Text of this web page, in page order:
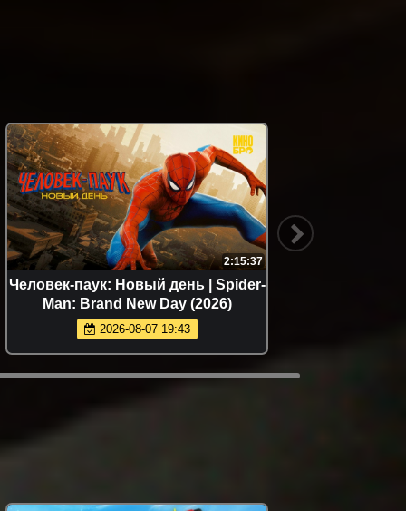
2:15:37
Человек-паук: Новый день | Spider-
Man: Brand New Day (2026)
2026-08-07 19:43